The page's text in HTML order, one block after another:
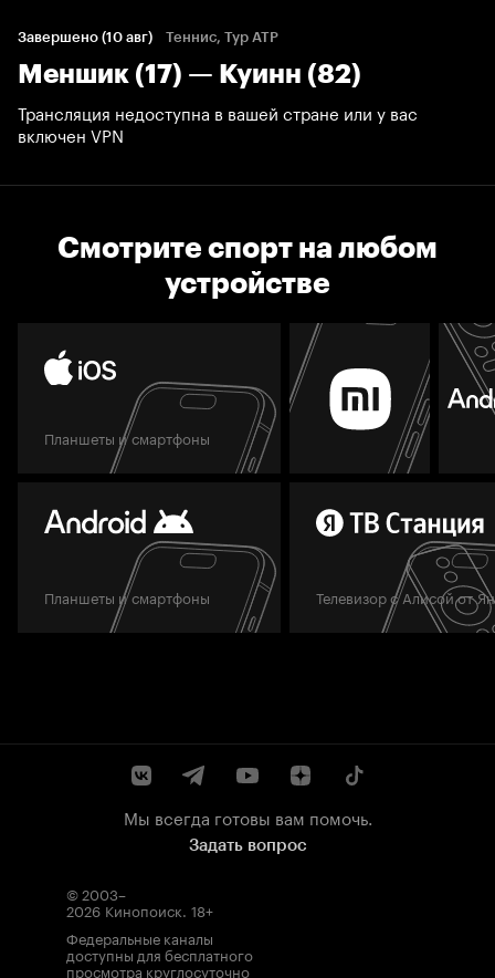
Завершено (10 авг) Теннис, Тур ATP
Меншик (17) — Куинн (82)
Трансляция недоступна в вашей стране или у вас
включен VPN
Смотрите спорт на любом
устройстве
Планшеты и смартфоны
Планшеты и смартфоны Телевизор с Алисой от
Мы всегда готовы вам помочь.
Задать вопрос
© 2003–
2026 Кинопоиск. 18+
Федеральные каналы
доступны для бесплатного
просмотра круглосуточно